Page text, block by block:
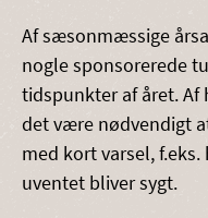
Af sæsonmæssige
nogle sponsorerede
tidspunkter af året.
det være nødvendigt
med kort varsel,
uventet bliver sygt.